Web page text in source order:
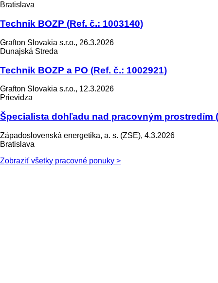
Bratislava
Technik BOZP (Ref. č.: 1003140)
Grafton Slovakia s.r.o., 26.3.2026
Dunajská Streda
Technik BOZP a PO (Ref. č.: 1002921)
Grafton Slovakia s.r.o., 12.3.2026
Prievidza
Špecialista dohľadu nad pracovným prostredím
Západoslovenská energetika, a. s. (ZSE), 4.3.2026
Bratislava
Zobraziť všetky pracovné ponuky >